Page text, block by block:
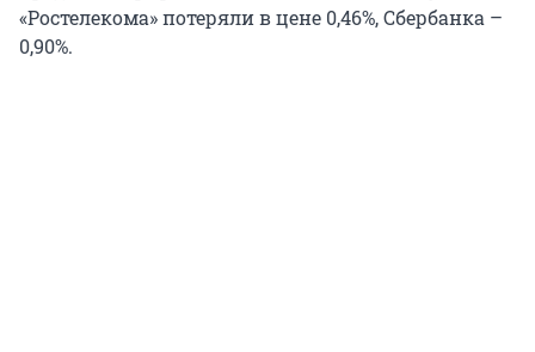
«Ростелекома» потеряли в цене 0,46%, Сбербанка –
0,90%.